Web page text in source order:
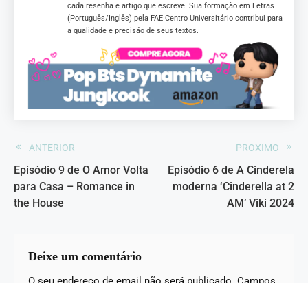
cada resenha e artigo que escreve. Sua formação em Letras
(Português/Inglês) pela FAE Centro Universitário contribui para
a qualidade e precisão de seus textos.
ANTERIOR
Episódio 9 de O Amor Volta
para Casa – Romance in
the House
PROXIMO
Episódio 6 de A Cinderela
moderna ‘Cinderella at 2
AM’ Viki 2024
Deixe um comentário